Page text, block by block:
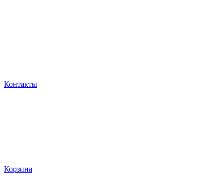
Контакты
Корзина